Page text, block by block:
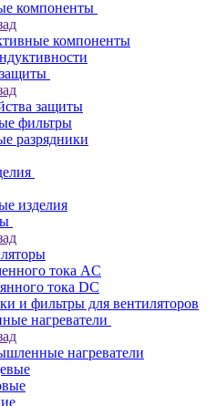
компоненты
компоненты
защиты
фильтры
разрядники
изделия
тока AC
тока DC
и фильтры для вентиляторов
нагреватели
нагреватели